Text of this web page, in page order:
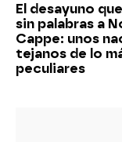
El desayuno
sin palabras a
Cappe: unos
tejanos de lo
peculiares